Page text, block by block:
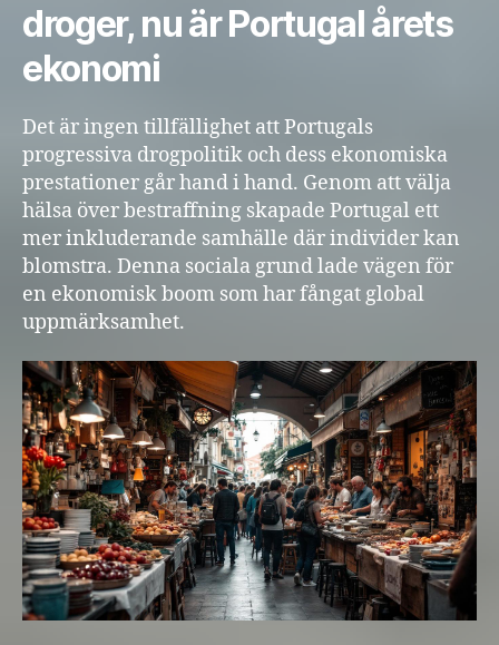
droger, nu är Portugal årets
ekonomi
Det är ingen tillfällighet att Portugals
progressiva drogpolitik och dess ekonomiska
prestationer går hand i hand. Genom att välja
hälsa över bestraffning skapade Portugal ett
mer inkluderande samhälle där individer kan
blomstra. Denna sociala grund lade vägen för
en ekonomisk boom som har fångat global
uppmärksamhet.